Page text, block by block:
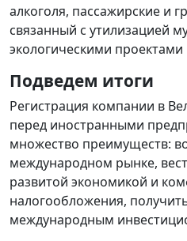
алкоголя, пассажирские и
связанный с утилизацией
экологическими проектами
Подведем итоги
Регистрация компании в
перед иностранными
множество преимуществ:
международном рынке,
развитой экономикой и
налогообложения,
международным